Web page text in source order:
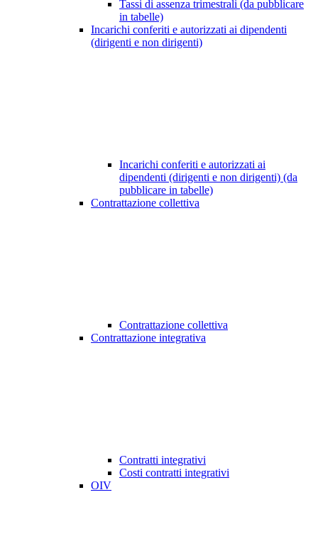
Tassi di assenza trimestrali (da pubblicare
in tabelle)
Incarichi conferiti e autorizzati ai dipendenti
(dirigenti e non dirigenti)
Incarichi conferiti e autorizzati ai
dipendenti (dirigenti e non dirigenti) (da
pubblicare in tabelle)
Contrattazione collettiva
Contrattazione collettiva
Contrattazione integrativa
Contratti integrativi
Costi contratti integrativi
OIV